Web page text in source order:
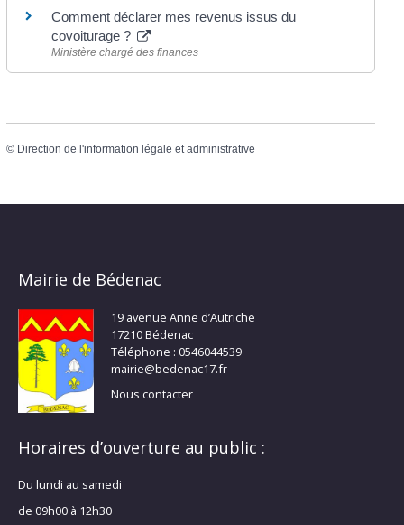
Comment déclarer mes revenus issus du
covoiturage ?
Ministère chargé des finances
© Direction de l'information légale et administrative
Mairie de Bédenac
19 avenue Anne d’Autriche
17210 Bédenac
Téléphone : 0546044539
mairie@bedenac17.fr
Nous contacter
Horaires d’ouverture au public :
Du lundi au samedi
de 09h00 à 12h30